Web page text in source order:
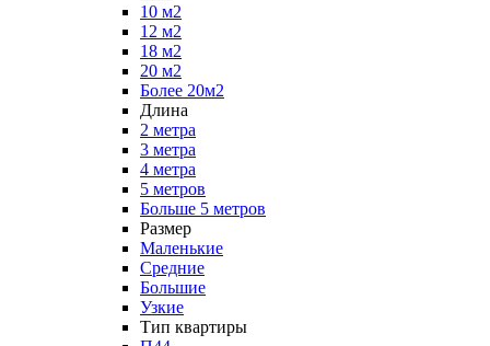
10 м2
12 м2
18 м2
20 м2
Более 20м2
Длина
2 метра
3 метра
4 метра
5 метров
Больше 5 метров
Размер
Маленькие
Средние
Большие
Узкие
Тип квартиры